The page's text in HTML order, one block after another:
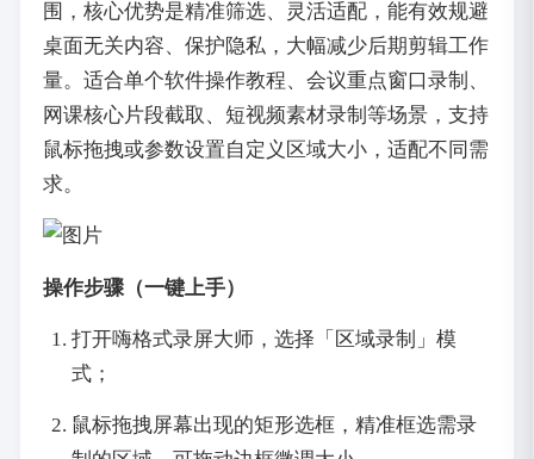
围，核心优势是精准筛选、灵活适配，能有效规避
桌面无关内容、保护隐私，大幅减少后期剪辑工作
量。适合单个软件操作教程、会议重点窗口录制、
网课核心片段截取、短视频素材录制等场景，支持
鼠标拖拽或参数设置自定义区域大小，适配不同需
求。
操作步骤（一键上手）
打开嗨格式录屏大师，选择「区域录制」模
式；
鼠标拖拽屏幕出现的矩形选框，精准框选需录